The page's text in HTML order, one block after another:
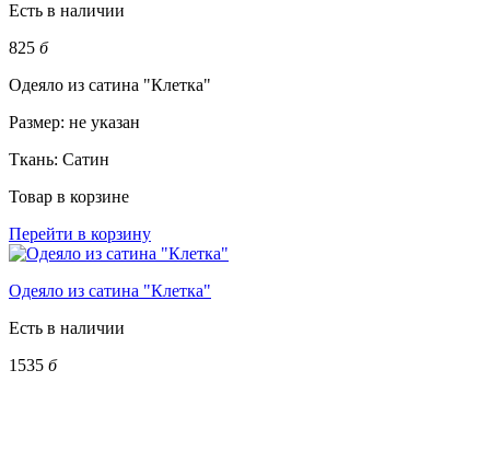
Есть в наличии
825 б
Одеяло из сатина "Клетка"
Размер: не указан
Ткань: Сатин
Товар в корзине
Перейти в корзину
Одеяло из сатина "Клетка"
Есть в наличии
1535 б